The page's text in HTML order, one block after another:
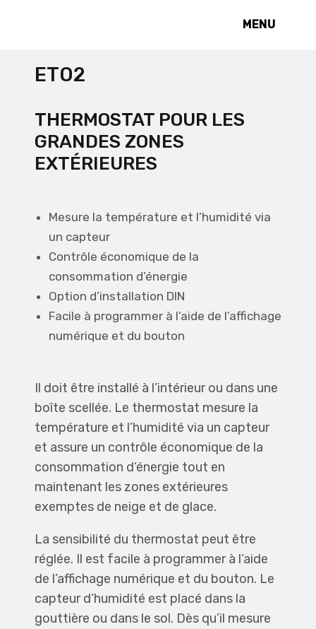
MENU
ETO2
THERMOSTAT POUR LES
GRANDES ZONES
EXTÉRIEURES
Mesure la température et l’humidité via
un capteur
Contrôle économique de la
consommation d’énergie
Option d’installation DIN
Facile à programmer à l’aide de l’affichage
numérique et du bouton
Il doit être installé à l’intérieur ou dans une
boîte scellée. Le thermostat mesure la
température et l’humidité via un capteur
et assure un contrôle économique de la
consommation d’énergie tout en
maintenant les zones extérieures
exemptes de neige et de glace.
La sensibilité du thermostat peut être
réglée. Il est facile à programmer à l’aide
de l’affichage numérique et du bouton. Le
capteur d’humidité est placé dans la
gouttière ou dans le sol. Dès qu’il mesure